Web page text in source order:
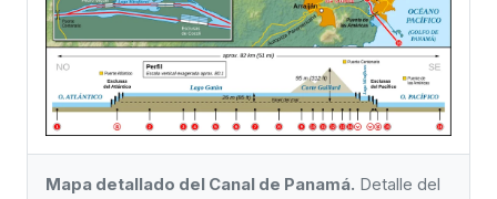
Mapa detallado del Canal de Panamá. Detalle del